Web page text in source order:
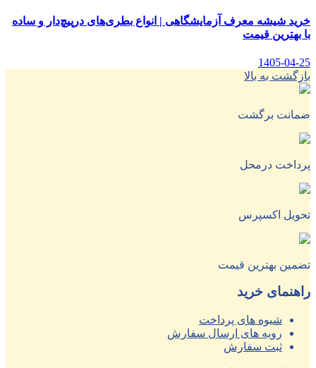
خرید شیشه معرف آزمایشگاهی | انواع بطری‌های در‌پیچ‌دار و ساده
با بهترین قیمت
1405-04-25
بازگشت به بالا
ضمانت برگشت
پرداخت درمحل
تحویل اکسپرس
تضمین بهترین قیمت
راهنمای خرید
شیوه های پرداخت
رویه های ارسال سفارش
ثبت سفارش